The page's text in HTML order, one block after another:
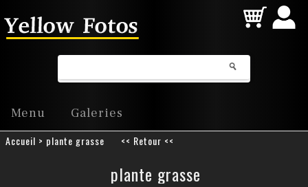
Menu Galeries
Accueil > plante grasse << Retour <<
plante grasse